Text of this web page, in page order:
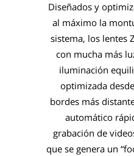
Diseñados y
al máximo la
sistema, los lentes
con mucha más
iluminación
optimizada
bordes más
automático
grabación de
que se genera un